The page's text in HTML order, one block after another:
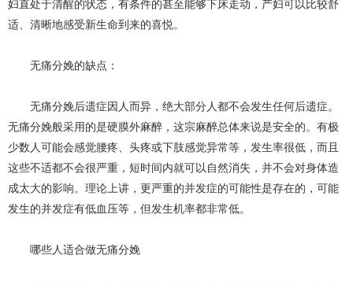
妇直处于清醒的状态，有条件的甚至能够下床走动，产妇可以比较舒
适、清晰地感受新生命到来的喜悦。
无痛分娩的缺点：
无痛分娩后遗症因人而异，绝大部分人都不会发生任何后遗症。
无痛分娩般采用的是硬膜外麻醉，这宗麻醉总体来说是安全的。有极
少数人可能会感觉腰疼、头疼或下肢感觉异常等，发生率很低，而且
这些不适都不会很严重，短时间内就可以自然消失，并不会对身体造
成太大的影响。理论上讲，更严重的并发症的可能性是存在的，可能
发生的并发症有低血压等，但发生机率都非常低。
哪些人适合做无痛分娩